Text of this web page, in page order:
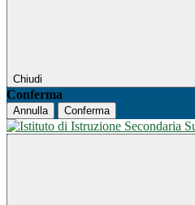
Chiudi
Conferma
Annulla Conferma